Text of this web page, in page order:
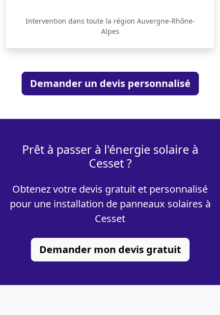
Intervention dans toute la région Auvergne-Rhône-
Alpes
Demander un devis personnalisé
Prêt à passer à l'énergie solaire à
Cesset ?
Obtenez votre devis gratuit et personnalisé
pour une installation de panneaux solaires à
Cesset
Demander mon devis gratuit